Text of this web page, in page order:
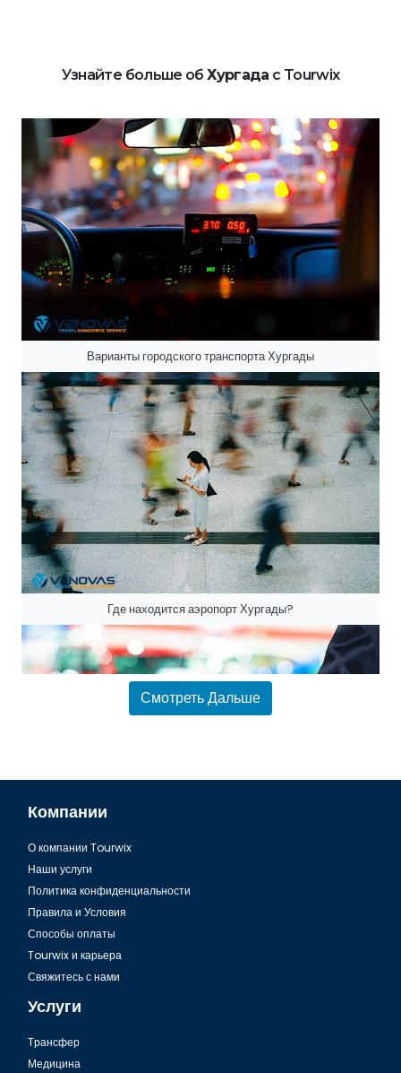
Узнайте больше обХургада с Tourwix
Варианты городского транспорта Хургады
Где находится аэропорт Хургады?
Могу ли я арендовать автомобиль в аэропорту Хургады?
Смотреть Дальше
Компании
О компании Tourwix
Наши услуги
Политика конфиденциальности
Правила и Условия
Способы оплаты
Tourwix и карьера
Свяжитесь с нами
Услуги
Tрансфер
Медицина